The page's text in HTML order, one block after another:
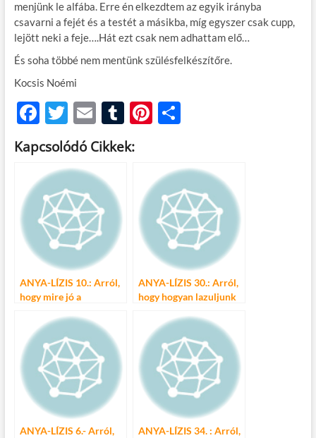
menjünk le alfába. Erre én elkezdtem az egyik irányba
csavarni a fejét és a testét a másikba, míg egyszer csak cupp,
lejött neki a feje….Hát ezt csak nem adhattam elő…
És soha többé nem mentünk szülésfelkészítőre.
Kocsis Noémi
F
ac
e
b
o
o
k
T
w
itt
er
E
m
ail
T
u
m
Pi
es
O
m
e
g
Kapcsolódó Cikkek:
ANYA-LÍZIS 10.: Arról,
hogy mire jó a
ANYA-LÍZIS 30.: Arról,
hogy hogyan lazuljunk
ANYA-LÍZIS 6.- Arról,
ANYA-LÍZIS 34. : Arról,